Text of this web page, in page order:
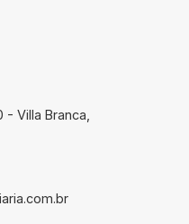
- Villa Branca,